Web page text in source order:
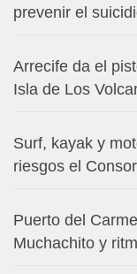
prevenir el
Arrecife da el
Isla de Los
Surf, kayak y
riesgos el
Puerto del
Muchachito y